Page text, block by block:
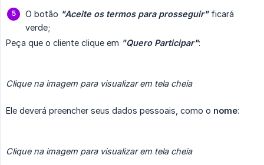
O botão "Aceite os termos para prosseguir"ficará
verde;
Peça que o cliente clique em "Quero Participar":
Clique na imagem para visualizar em tela cheia
Ele deverá preencher seus dados pessoais, como o nome:
Clique na imagem para visualizar em tela cheia